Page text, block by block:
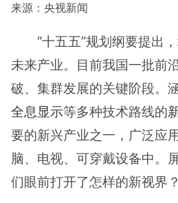
来源：央视新闻
“十五五”规划纲要提出
未来产业。目前我国一批前
破、集群发展的关键阶段。
全息显示等多种技术路线的
要的新兴产业之一，广泛应
脑、电视、可穿戴设备中。
们眼前打开了怎样的新视界？